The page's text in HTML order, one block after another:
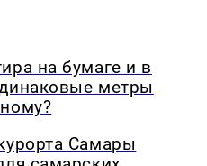
на бумаге и в
метры
Самары